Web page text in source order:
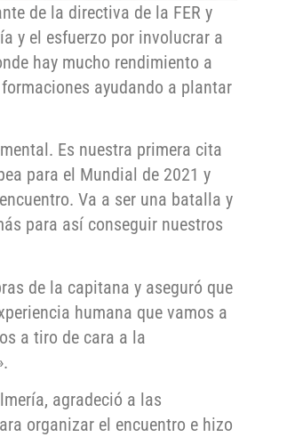
de la directiva de la FER y
y el esfuerzo por involucrar a
hay mucho rendimiento a
ayudando a plantar
Es nuestra primera cita
para el Mundial de 2021 y
Va a ser una batalla y
para así conseguir nuestros
de la capitana y aseguró que
humana que vamos a
a tiro de cara a la
agradeció a las
organizar el encuentro e hizo